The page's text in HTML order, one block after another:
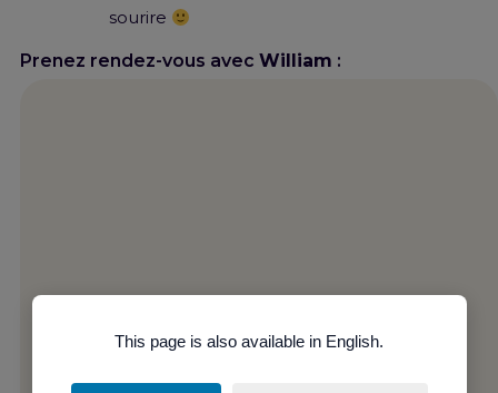
sourire
Prenez rendez-vous avec William :
This page is also available in English.